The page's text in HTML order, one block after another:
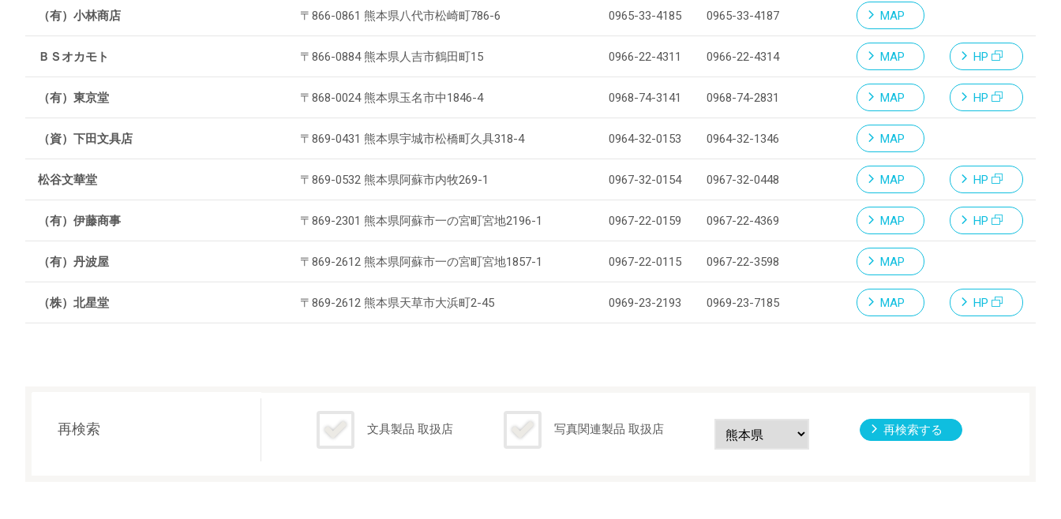
（有）小林商店 〒866-0861 熊本県八代市松崎町786-6 0965-33-4185 0965-33-4187 MAP
ＢＳオカモト 〒866-0884 熊本県人吉市鶴田町15 0966-22-4311 0966-22-4314 MAP HP
（有）東京堂 〒868-0024 熊本県玉名市中1846-4 0968-74-3141 0968-74-2831 MAP HP
（資）下田文具店 〒869-0431 熊本県宇城市松橋町久具318-4 0964-32-0153 0964-32-1346 MAP
松谷文華堂 〒869-0532 熊本県阿蘇市内牧269-1 0967-32-0154 0967-32-0448 MAP HP
（有）伊藤商事 〒869-2301 熊本県阿蘇市一の宮町宮地2196-1 0967-22-0159 0967-22-4369 MAP HP
（有）丹波屋 〒869-2612 熊本県阿蘇市一の宮町宮地1857-1 0967-22-0115 0967-22-3598 MAP
（株）北星堂 〒869-2612 熊本県天草市大浜町2-45 0969-23-2193 0969-23-7185 MAP HP
再検索 文具製品 取扱店 写真関連製品 取扱店 再検索する